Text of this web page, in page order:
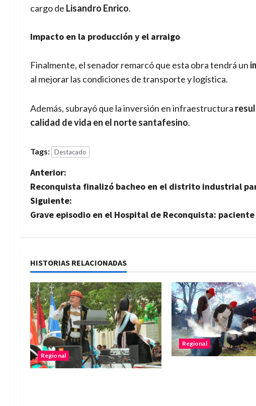
cargo de Lisandro Enrico.
Impacto en la producción y el arraigo
Finalmente, el senador remarcó que esta obra tendrá un
al mejorar las condiciones de transporte y logística.
Además, subrayó que la inversión en infraestructura
calidad de vida en el norte santafesino.
Tags: Destacado
N
a
v
g
a
c
i
ó
n
Anterior:
Reconquista finalizó bacheo en el distrito industrial
Siguiente:
Grave episodio en el Hospital de Reconquista:
HISTORIAS RELACIONADAS
Regional
Regional